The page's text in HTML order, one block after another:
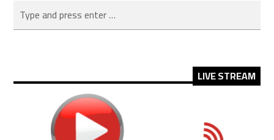
LIVE STREAM